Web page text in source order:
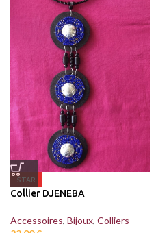
STAR
Collier DJENEBA
Accessoires, Bijoux, Colliers